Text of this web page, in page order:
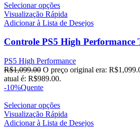
Selecionar opções
Visualização Rápida
Adicionar à Lista de Desejos
Controle PS5 High Performance
PS5 High Performance
R$1,099.00 O preço original era:
atual é: R$989.00.
-10%Quente
Selecionar opções
Visualização Rápida
Adicionar à Lista de Desejos